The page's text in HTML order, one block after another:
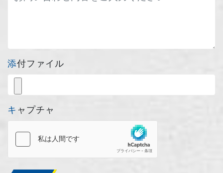
添付ファイル
キャプチャ